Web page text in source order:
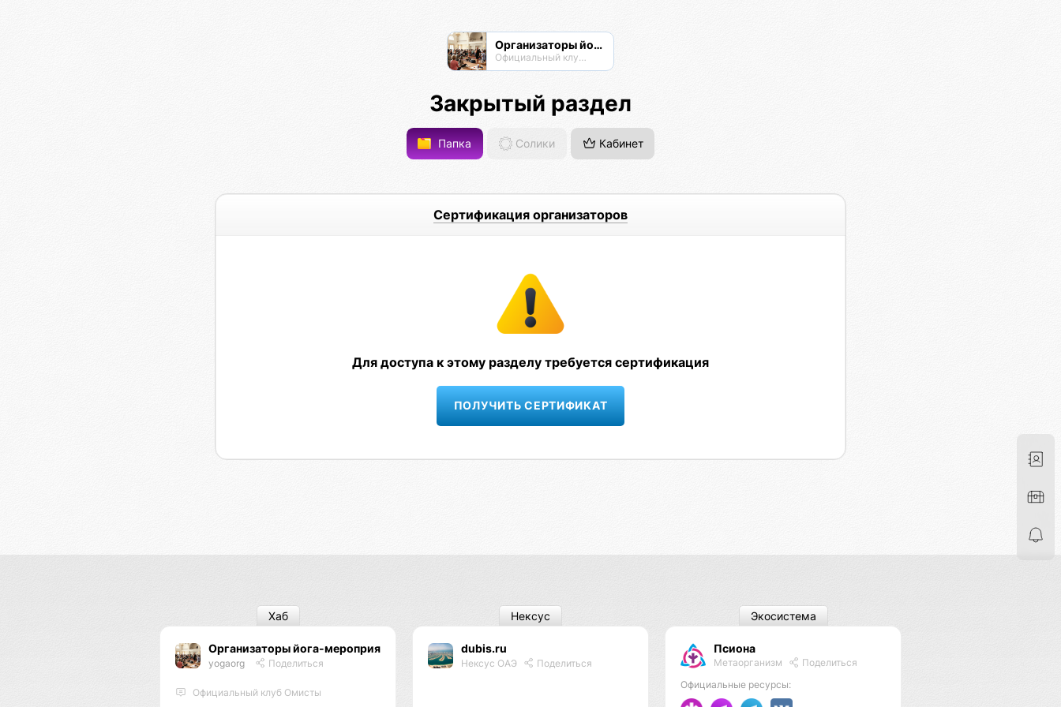
Организаторы йога-мероприятий
Официальный клуб Омисты
Закрытый раздел
Папка Солики Кабинет
Сертификация организаторов
Для доступа к этому разделу требуется сертификация
ПОЛУЧИТЬ СЕРТИФИКАТ
Организаторы йога-мероприятий
yogaorg Поделиться
Официальный клуб Омисты
Хаб
dubis.ru
Нексус ОАЭ Поделиться
Нексус
Псиона
Метаорганизм
Поделиться
Официальные ресурсы:
Экосистема